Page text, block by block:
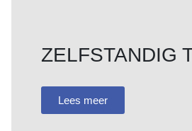
ZELFSTANDIG
Lees meer